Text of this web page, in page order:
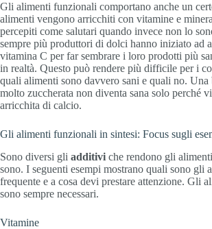
Gli alimenti funzionali comportano anche un
alimenti vengono arricchiti con vitamine e
percepiti come salutari quando invece non lo
sempre più produttori di dolci hanno iniziato ad
vitamina C per far sembrare i loro prodotti più
in realtà. Questo può rendere più difficile per i
quali alimenti sono davvero sani e quali no.
molto zuccherata non diventa sana solo perché
arricchita di calcio.
Gli alimenti funzionali in sintesi: Focus sugli
Sono diversi gli additivi che rendono gli
sono. I seguenti esempi mostrano quali sono gli
frequente e a cosa devi prestare attenzione. Gli
sono sempre necessari.
Vitamine